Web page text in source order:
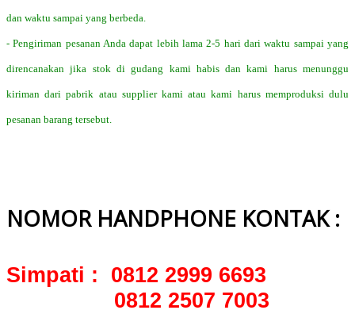
dan waktu sampai yang berbeda.
- Pengiriman pesanan Anda dapat lebih lama 2-5 hari dari waktu sampai yang
direncanakan jika stok di gudang kami habis dan kami harus menunggu
kiriman dari pabrik atau supplier kami atau kami harus memproduksi dulu
pesanan barang tersebut.
NOMOR HANDPHONE KONTAK :
Simpati : 0812 2999 6693
0812 2507 7003